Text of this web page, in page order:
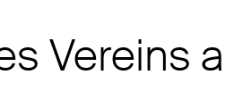
Vereins